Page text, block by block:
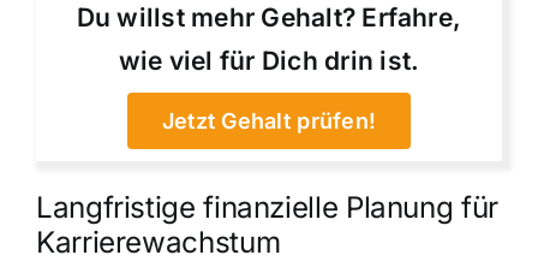
Du willst mehr Gehalt? Erfahre,
wie viel für Dich drin ist.
Jetzt Gehalt prüfen!
Langfristige finanzielle Planung für
Karrierewachstum